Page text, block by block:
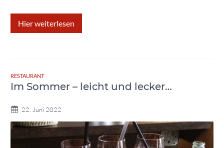
Hier weiterlesen
RESTAURANT
Im Sommer – leicht und lecker…
22. Juni 2022